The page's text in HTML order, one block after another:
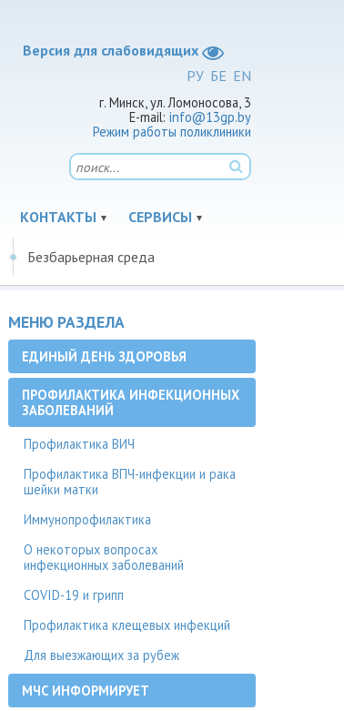
Версия для слабовидящих
РУ БЕ EN
г. Минск, ул. Ломоносова, 3
E-mail: info@13gp.by
Режим работы поликлиники
КОНТАКТЫ СЕРВИСЫ
Безбарьерная среда
МЕНЮ РАЗДЕЛА
ЕДИНЫЙ ДЕНЬ ЗДОРОВЬЯ
ПРОФИЛАКТИКА ИНФЕКЦИОННЫХ
ЗАБОЛЕВАНИЙ
Профилактика ВИЧ
Профилактика ВПЧ-инфекции и рака
шейки матки
Иммунопрофилактика
О некоторых вопросах
инфекционных заболеваний
COVID-19 и грипп
Профилактика клещевых инфекций
Для выезжающих за рубеж
МЧС ИНФОРМИРУЕТ